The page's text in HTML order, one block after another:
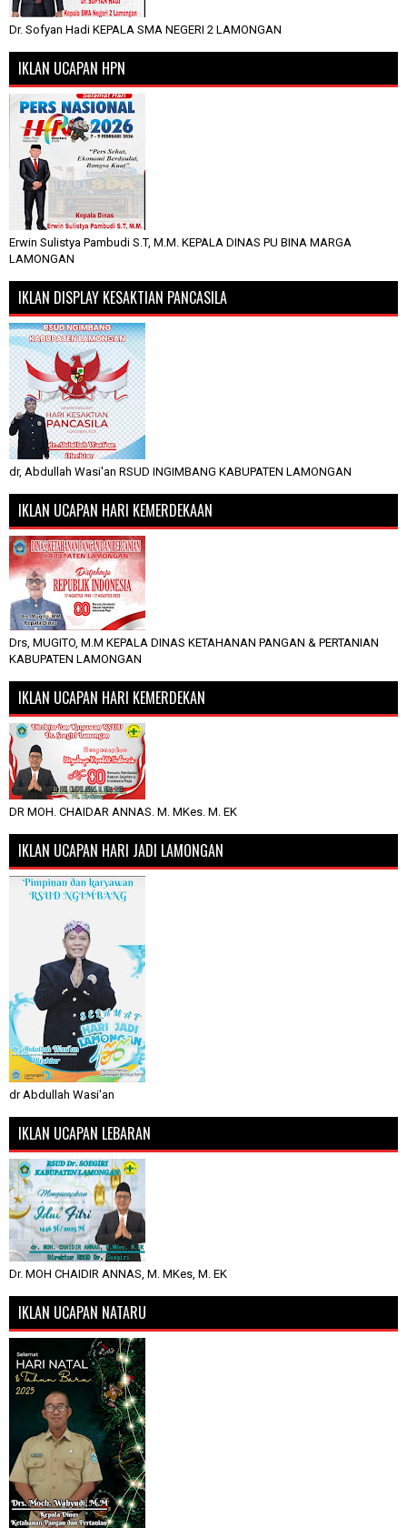
Dr. Sofyan Hadi KEPALA SMA NEGERI 2 LAMONGAN
IKLAN UCAPAN HPN
Erwin Sulistya Pambudi S.T, M.M. KEPALA DINAS PU BINA MARGA
LAMONGAN
IKLAN DISPLAY KESAKTIAN PANCASILA
dr, Abdullah Wasi'an RSUD INGIMBANG KABUPATEN LAMONGAN
IKLAN UCAPAN HARI KEMERDEKAAN
Drs, MUGITO, M.M KEPALA DINAS KETAHANAN PANGAN & PERTANIAN
KABUPATEN LAMONGAN
IKLAN UCAPAN HARI KEMERDEKAN
DR MOH. CHAIDAR ANNAS. M. MKes. M. EK
IKLAN UCAPAN HARI JADI LAMONGAN
dr Abdullah Wasi'an
IKLAN UCAPAN LEBARAN
Dr. MOH CHAIDIR ANNAS, M. MKes, M. EK
IKLAN UCAPAN NATARU